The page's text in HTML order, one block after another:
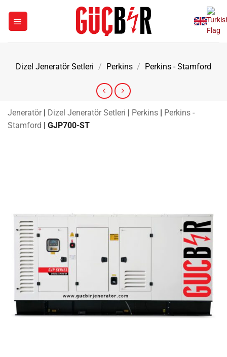
Dizel Jeneratör Setleri / Perkins / Perkins - Stamford
Jeneratör | Dizel Jeneratör Setleri | Perkins | Perkins -
Stamford | GJP700-ST